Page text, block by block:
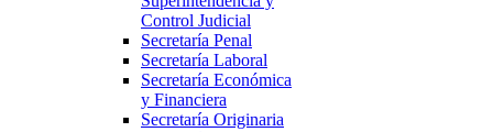
Control Judicial
Secretaría Penal
Secretaría Laboral
Secretaría Económica
y Financiera
Secretaría Originaria